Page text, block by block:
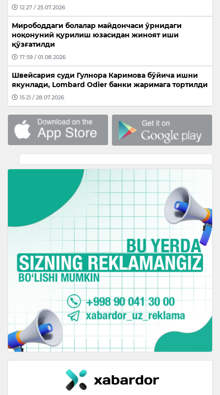
12:27 / 25.07.2026
Мирободдаги болалар майдончаси ўрнидаги
ноқонуний қурилиш юзасидан жиноят иши
қўзғатилди
17:59 / 01.08.2026
Швейсария суди Гулнора Каримова бўйича ишни
якунлади, Lombard Odier банки жаримага тортилди
15:21 / 28.07.2026